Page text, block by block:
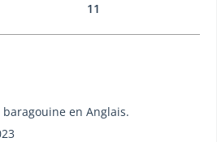
11
baragouine en Anglais.